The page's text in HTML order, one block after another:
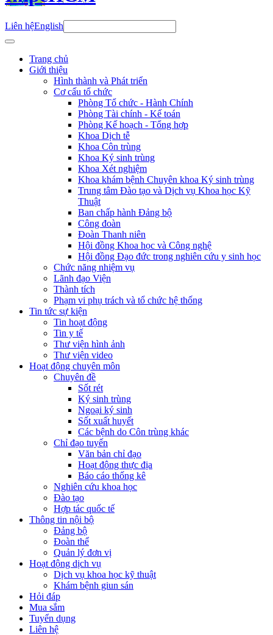
Liên hệEnglish
Trang chủ
Giới thiệu
Hình thành và Phát triển
Cơ cấu tổ chức
Phòng Tổ chức - Hành Chính
Phòng Tài chính - Kế toán
Phòng Kế hoạch - Tổng hợp
Khoa Dịch tễ
Khoa Côn trùng
Khoa Ký sinh trùng
Khoa Xét nghiệm
Khoa khám bệnh Chuyên khoa Ký sinh trùng
Trung tâm Đào tạo và Dịch vụ Khoa học Kỹ
Thuật
Ban chấp hành Đảng bộ
Công đoàn
Đoàn Thanh niên
Hội đồng Khoa học và Công nghệ
Hội đồng Đạo đức trong nghiên cứu y sinh học
Chức năng nhiệm vụ
Lãnh đạo Viện
Thành tích
Phạm vi phụ trách và tổ chức hệ thống
Tin tức sự kiện
Tin hoạt động
Tin y tế
Thư viện hình ảnh
Thư viện video
Hoạt động chuyên môn
Chuyên đề
Sốt rét
Ký sinh trùng
Ngoại ký sinh
Sốt xuất huyết
Các bệnh do Côn trùng khác
Chỉ đạo tuyến
Văn bản chỉ đạo
Hoạt động thực địa
Báo cáo thống kê
Nghiên cứu khoa học
Đào tạo
Hợp tác quốc tế
Thông tin nội bộ
Đảng bộ
Đoàn thể
Quản lý đơn vị
Hoạt động dịch vụ
Dịch vụ khoa học kỹ thuật
Khám bệnh giun sán
Hỏi đáp
Mua sắm
Tuyển dụng
Liên hệ